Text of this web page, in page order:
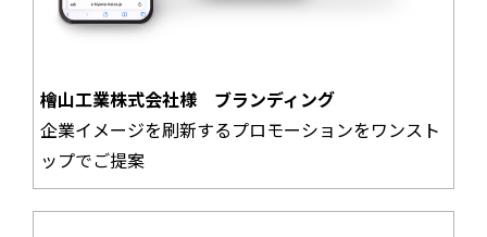
檜山工業株式会社様 ブランディング
企業イメージを刷新するプロモーションをワンスト
ップでご提案